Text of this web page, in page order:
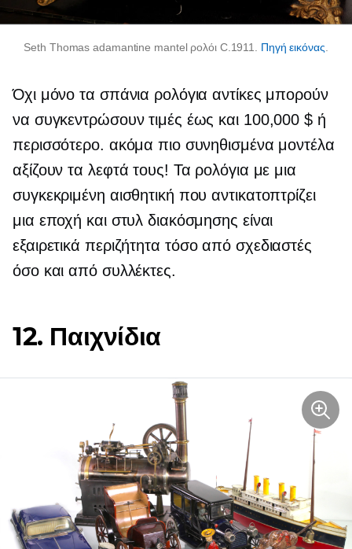
Seth Thomas adamantine mantel ρολόι C.1911. Πηγή εικόνας
Όχι μόνο τα σπάνια ρολόγια αντίκες μπορούν
να συγκεντρώσουν τιμές έως και 100,000 $ ή
περισσότερο. ακόμα πιο συνηθισμένα μοντέλα
αξίζουν τα λεφτά τους! Τα ρολόγια με μια
συγκεκριμένη αισθητική που αντικατοπτρίζει
μια εποχή και στυλ διακόσμησης είναι
εξαιρετικά περιζήτητα τόσο από σχεδιαστές
όσο και από συλλέκτες.
12. Παιχνίδια